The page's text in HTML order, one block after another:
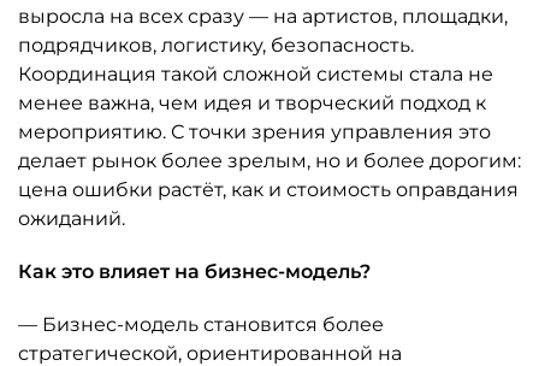
выросла на всех сразу — на артистов, площадки,
подрядчиков, логистику, безопасность.
Координация такой сложной системы стала не
менее важна, чем идея и творческий подход к
мероприятию. С точки зрения управления это
делает рынок более зрелым, но и более дорогим:
цена ошибки растёт, как и стоимость оправдания
ожиданий.
Как это влияет на бизнес-модель?
— Бизнес-модель становится более
стратегической, ориентированной на